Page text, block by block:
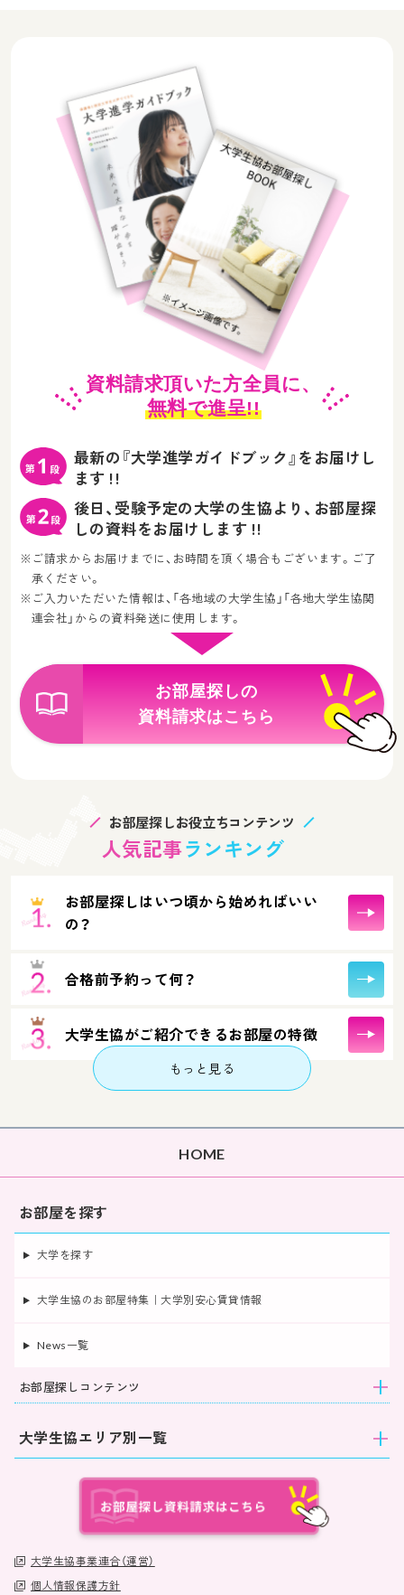
資料請求頂いた方全員に、
無料で進呈!!
最新の『大学進学ガイドブック』をお届けし
ます !!
後日、受験予定の大学の生協より、お部屋探
しの資料をお届けします !!
※ご請求からお届けまでに、お時間を頂く場合もございます。ご了
承ください。
※ご入力いただいた情報は、「各地域の大学生協」「各地大学生協関
連会社」からの資料発送に使用します。
お部屋探しの
資料請求はこちら
お部屋探しお役立ちコンテンツ
人気記事ランキング
お部屋探しはいつ頃から始めればいい
の？
合格前予約って何？
大学生協がご紹介できるお部屋の特徴
もっと見る
HOME
お部屋を探す
大学を探す
大学生協のお部屋特集｜大学別安心賃貸情報
News一覧
お部屋探しコンテンツ
大学生協エリア別一覧
大学生協事業連合（運営）
個人情報保護方針